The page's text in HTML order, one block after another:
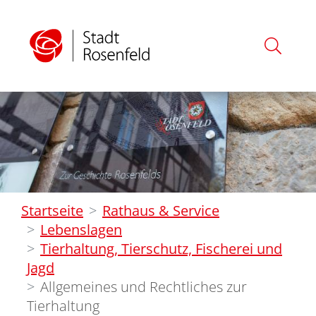
Startseite
Rathaus & Service
Lebenslagen
Tierhaltung, Tierschutz, Fischerei und
Jagd
Allgemeines und Rechtliches zur
Tierhaltung